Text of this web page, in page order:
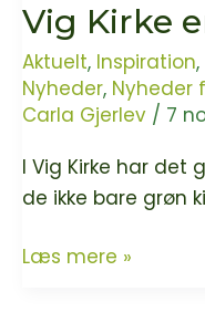
end
skabelsesteologi
–
Påskens
pinsens
Gud
også
Vig Kirke
Aktuelt, Inspiration,
Nyheder, Nyheder
Carla Gjerlev / 7
I Vig Kirke har det
de ikke bare grøn
Vig
Læs mere »